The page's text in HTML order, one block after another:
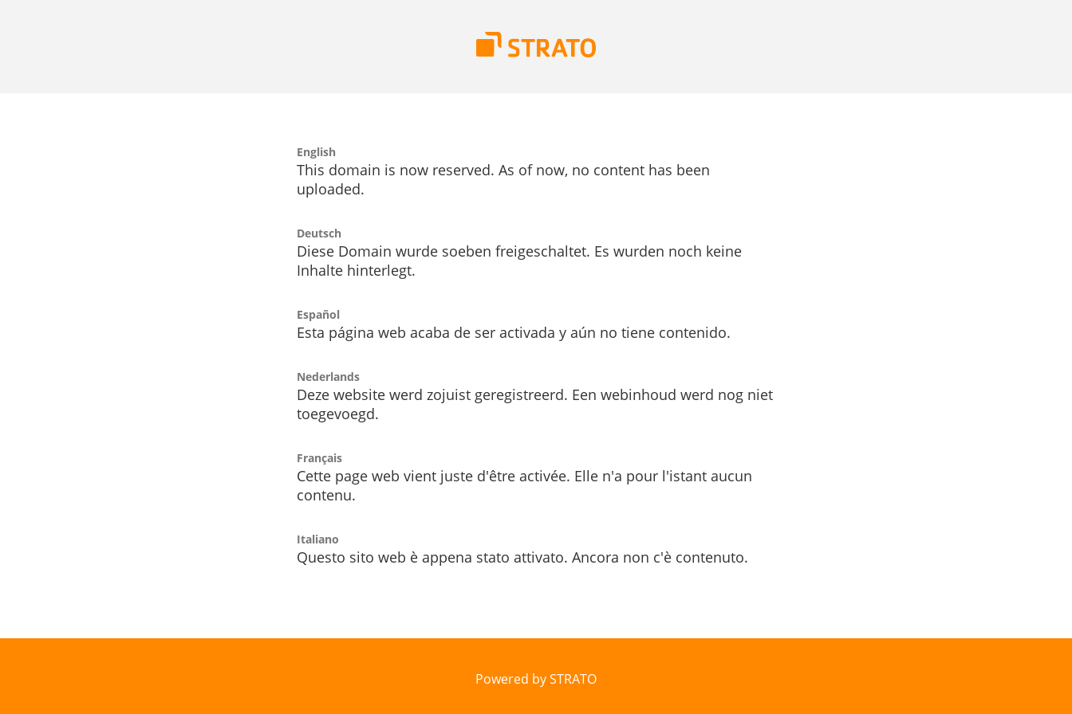
English
This domain is now reserved. As of now, no content has been
uploaded.
Deutsch
Diese Domain wurde soeben freigeschaltet. Es wurden noch keine
Inhalte hinterlegt.
Español
Esta página web acaba de ser activada y aún no tiene contenido.
Nederlands
Deze website werd zojuist geregistreerd. Een webinhoud werd nog niet
toegevoegd.
Français
Cette page web vient juste d'être activée. Elle n'a pour l'istant aucun
contenu.
Italiano
Questo sito web è appena stato attivato. Ancora non c'è contenuto.
Powered by STRATO